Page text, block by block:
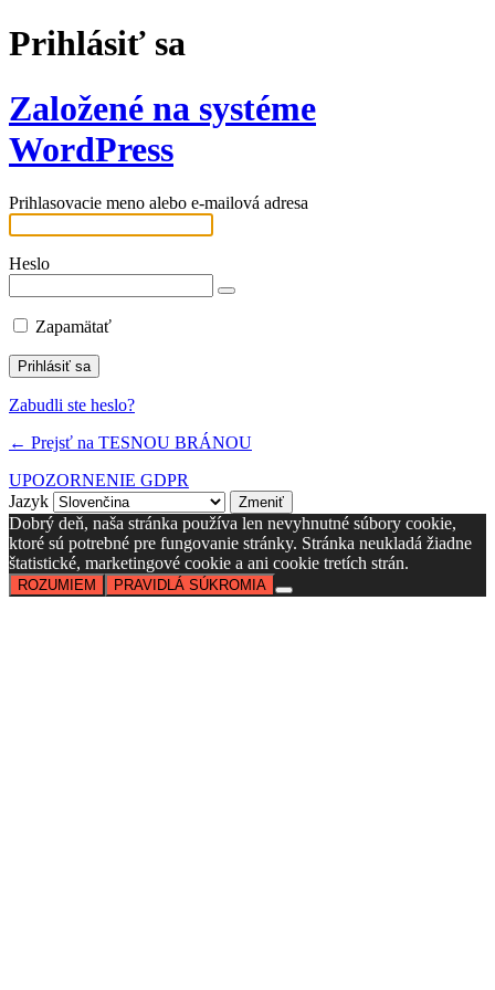
Prihlásiť sa
Založené na systéme
WordPress
Prihlasovacie meno alebo e-mailová adresa
Heslo
Zapamätať
Zabudli ste heslo?
← Prejsť na TESNOU BRÁNOU
UPOZORNENIE GDPR
Jazyk
Dobrý deň, naša stránka používa len nevyhnutné súbory cookie,
ktoré sú potrebné pre fungovanie stránky. Stránka neukladá žiadne
štatistické, marketingové cookie a ani cookie tretích strán.
ROZUMIEM PRAVIDLÁ SÚKROMIA